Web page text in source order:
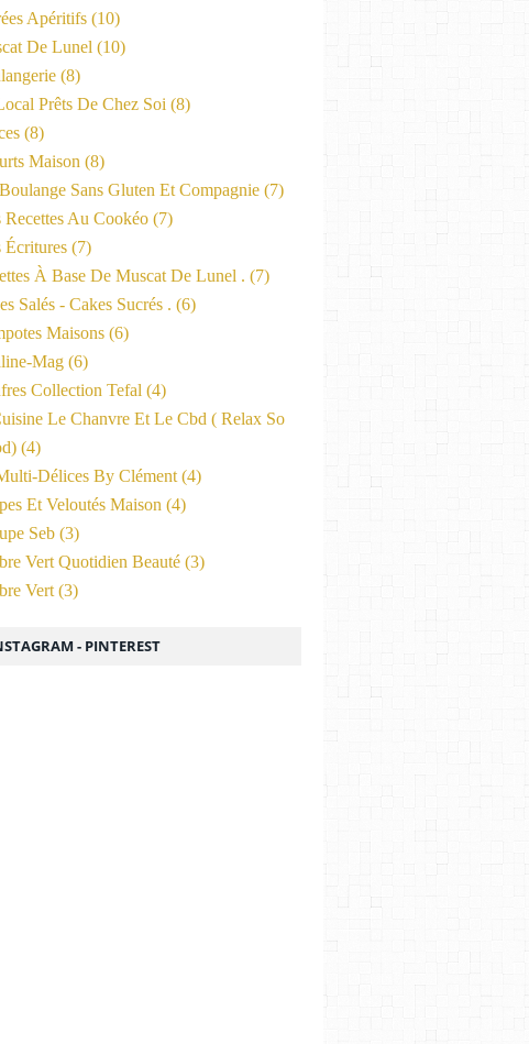
Apéritifs (10)
De Lunel (10)
(8)
Prêts De Chez Soi (8)
(8)
Maison (8)
Sans Gluten Et Compagnie (7)
Recettes Au Cookéo (7)
Écritures (7)
À Base De Muscat De Lunel . (7)
Salés - Cakes Sucrés . (6)
Maisons (6)
Mag (6)
Collection Tefal (4)
Le Chanvre Et Le Cbd ( Relax So
(4)
Délices By Clément (4)
Et Veloutés Maison (4)
Seb (3)
Vert Quotidien Beauté (3)
Vert (3)
- PINTEREST